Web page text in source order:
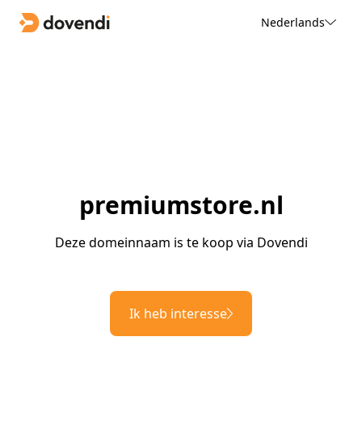
Nederlands
premiumstore.nl
Deze domeinnaam is te koop via Dovendi
Ik heb interesse